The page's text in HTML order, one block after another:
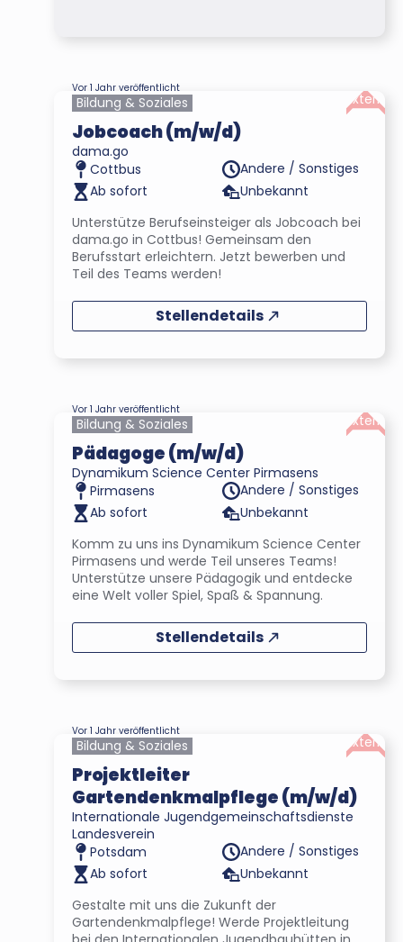
Vor 1 Jahr veröffentlicht
Bildung & Soziales
Jobcoach (m/w/d)
dama.go
Cottbus
Andere / Sonstiges
Ab sofort
Unbekannt
Unterstütze Berufseinsteiger als Jobcoach bei
dama.go in Cottbus! Gemeinsam den
Berufsstart erleichtern. Jetzt bewerben und
Teil des Teams werden!
Extern
Stellendetails
Vor 1 Jahr veröffentlicht
Bildung & Soziales
Pädagoge (m/w/d)
Dynamikum Science Center Pirmasens
Pirmasens
Andere / Sonstiges
Ab sofort
Unbekannt
Komm zu uns ins Dynamikum Science Center
Pirmasens und werde Teil unseres Teams!
Unterstütze unsere Pädagogik und entdecke
eine Welt voller Spiel, Spaß & Spannung.
Extern
Stellendetails
Vor 1 Jahr veröffentlicht
Bildung & Soziales
Projektleiter
Gartendenkmalpflege (m/w/d)
Internationale Jugendgemeinschaftsdienste
Landesverein
Potsdam
Andere / Sonstiges
Ab sofort
Unbekannt
Gestalte mit uns die Zukunft der
Gartendenkmalpflege! Werde Projektleitung
Extern